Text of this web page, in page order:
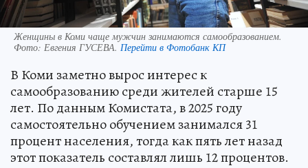
Женщины в Коми чаще мужчин занимаются самообразованием.
Фото: Евгения ГУСЕВА. Перейти в Фотобанк КП
В Коми заметно вырос интерес к
самообразованию среди жителей старше 15
лет. По данным Комистата, в 2025 году
самостоятельно обучением занимался 31
процент населения, тогда как пять лет назад
этот показатель составлял лишь 12 процентов.